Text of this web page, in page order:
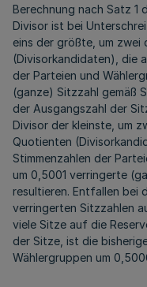
Berechnung nach Satz
Divisor ist bei
eins der größte, um
(Divisorkandidaten), die
der Parteien und
(ganze) Sitzzahl gemäß
der Ausgangszahl der
Divisor der kleinste, um
Quotienten
Stimmenzahlen der
um 0,5001 verringerte
resultieren. Entfallen bei
verringerten Sitzzahlen
viele Sitze auf die
der Sitze, ist die
Wählergruppen um